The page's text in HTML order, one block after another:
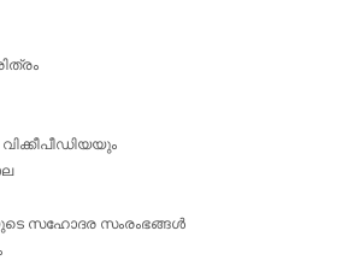
സഹോദര സംരംഭങ്ങള്‍